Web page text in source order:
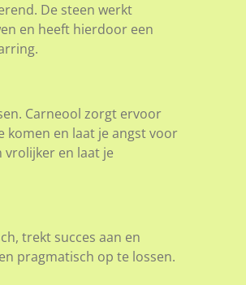
De steen werkt
en heeft hierdoor een
Carneool zorgt ervoor
komen en laat je angst voor
en laat je
trekt succes aan en
pragmatisch op te lossen.